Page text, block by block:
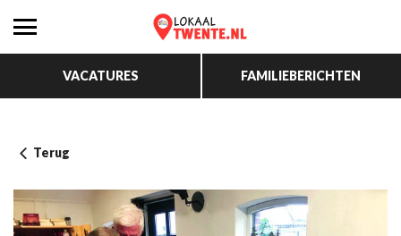
VACATURES FAMILIEBERICHTEN
Terug